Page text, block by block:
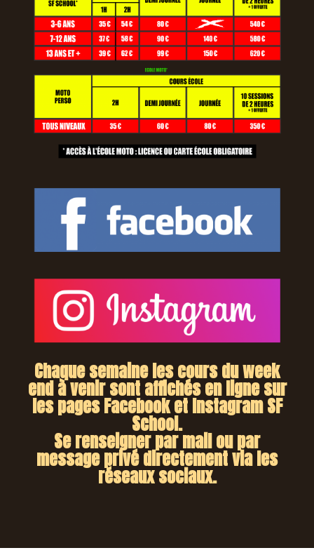
Chaque semaine les cours du week
end à venir sont affichés en ligne sur
les pages Facebook et Instagram SF
School.
Se renseigner par mail ou par
message privé directement via les
réseaux sociaux.